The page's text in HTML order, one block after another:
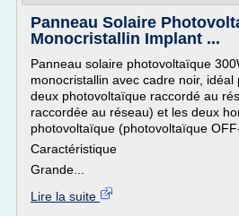
Panneau Solaire
Monocristallin Implant ...
Panneau solaire photovoltaïque
monocristallin avec cadre noir,
deux photovoltaïque raccordé au
raccordée au réseau) et les deux
photovoltaïque (photovoltaïque
Caractéristique
Grande...
Lire la suite